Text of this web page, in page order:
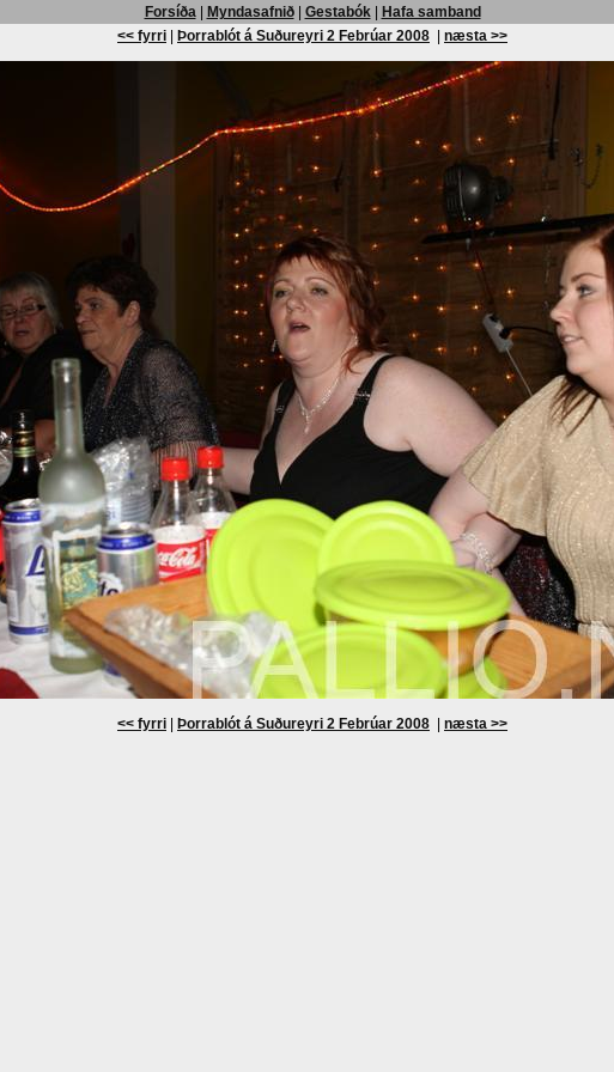
Forsíða| Myndasafnið| Gestabók|
Hafa samband
<< fyrri
Þorrablót á Suðureyri 2 Febrúar 2008 næsta >>
<< fyrri Þorrablót á Suðureyri 2 Febrúar 2008 næsta >>